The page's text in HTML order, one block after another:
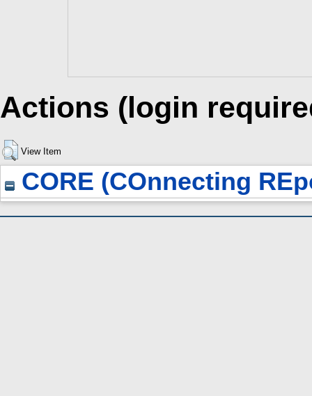
Actions (login
View Item
CORE (COnnecting